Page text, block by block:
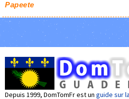
Papeete
Depuis 1999, DomTomFr est un guide sur